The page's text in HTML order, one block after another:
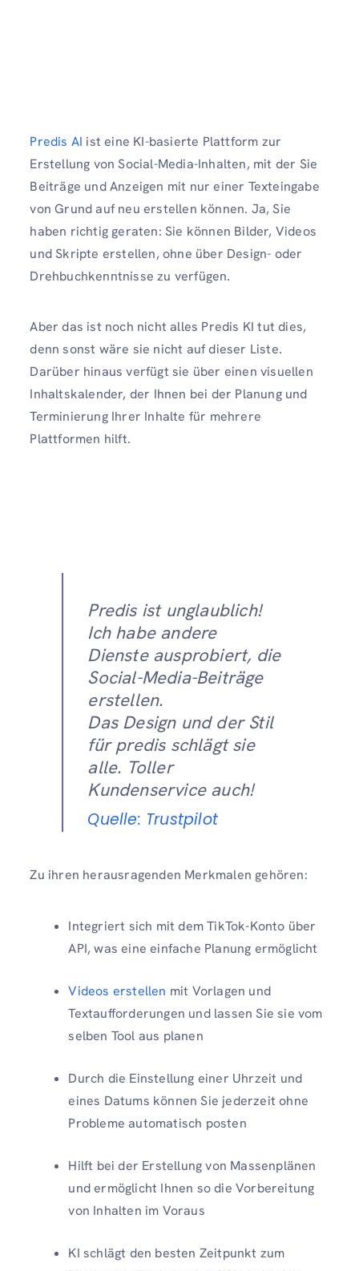
Predis AI ist eine KI-basierte Plattform zur
Erstellung von Social-Media-Inhalten, mit der Sie
Beiträge und Anzeigen mit nur einer Texteingabe
von Grund auf neu erstellen können. Ja, Sie
haben richtig geraten: Sie können Bilder, Videos
und Skripte erstellen, ohne über Design- oder
Drehbuchkenntnisse zu verfügen.
Aber das ist noch nicht alles Predis KI tut dies,
denn sonst wäre sie nicht auf dieser Liste.
Darüber hinaus verfügt sie über einen visuellen
Inhaltskalender, der Ihnen bei der Planung und
Terminierung Ihrer Inhalte für mehrere
Plattformen hilft.
Predis ist unglaublich!
Ich habe andere
Dienste ausprobiert, die
Social-Media-Beiträge
erstellen.
Das Design und der Stil
für predis schlägt sie
alle. Toller
Kundenservice auch!
Quelle: Trustpilot
Zu ihren herausragenden Merkmalen gehören:
Integriert sich mit dem TikTok-Konto über
API, was eine einfache Planung ermöglicht
Videos erstellen mit Vorlagen und
Textaufforderungen und lassen Sie sie vom
selben Tool aus planen
Durch die Einstellung einer Uhrzeit und
eines Datums können Sie jederzeit ohne
Probleme automatisch posten
Hilft bei der Erstellung von Massenplänen
und ermöglicht Ihnen so die Vorbereitung
von Inhalten im Voraus
KI schlägt den besten Zeitpunkt zum